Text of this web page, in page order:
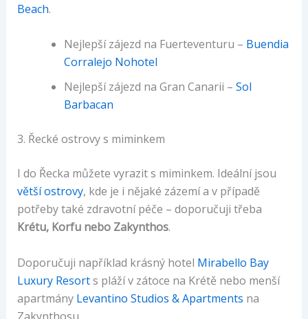
Beach.
Nejlepší zájezd na Fuerteventuru – Buendia
Corralejo Nohotel
Nejlepší zájezd na Gran Canarii – Sol
Barbacan
3. Řecké ostrovy s miminkem
I do Řecka můžete vyrazit s miminkem. Ideální jsou
větší ostrovy, kde je i nějaké zázemí a v případě
potřeby také zdravotní péče – doporučuji třeba
Krétu, Korfu nebo Zakynthos.
Doporučuji například krásný hotel Mirabello Bay
Luxury Resorts pláží v zátoce na Krétě nebo menší
apartmány Levantino Studios & Apartments na